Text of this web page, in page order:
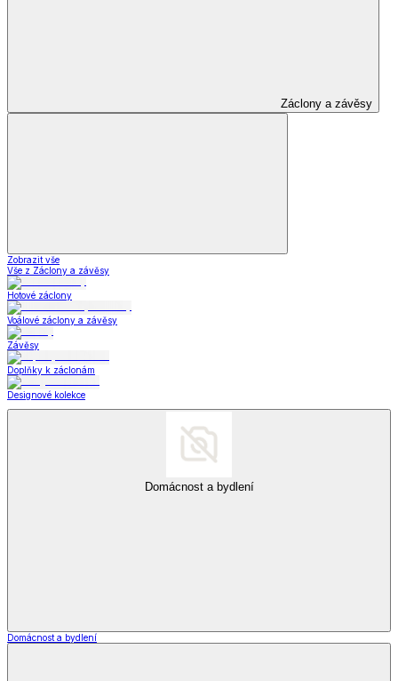
Záclony a závěsy
Zobrazit vše
Vše z Záclony a závěsy
Hotové záclony
Voálové záclony a závěsy
Závěsy
Doplňky k záclonám
Designové kolekce
Domácnost a bydlení
Domácnost a bydlení